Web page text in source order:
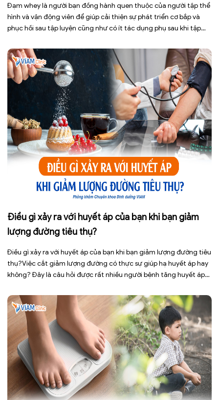
Đạm whey là người bạn đồng hành quen thuộc của người tập thể
hình và vận động viên để giúp cải thiện sự phát triển cơ bắp và
phục hồi sau tập luyện cũng như có ít tác dụng phụ sau khi tập
Điều gì xảy ra với huyết áp của bạn khi bạn giảm
lượng đường tiêu thụ?
Điều gì xảy ra với huyết áp của bạn khi bạn giảm lượng đường tiêu
thụ?Việc cắt giảm lượng đường có thực sự giúp hạ huyết áp hay
không? Đây là câu hỏi được rất nhiều người bệnh tăng huyết áp
[…]